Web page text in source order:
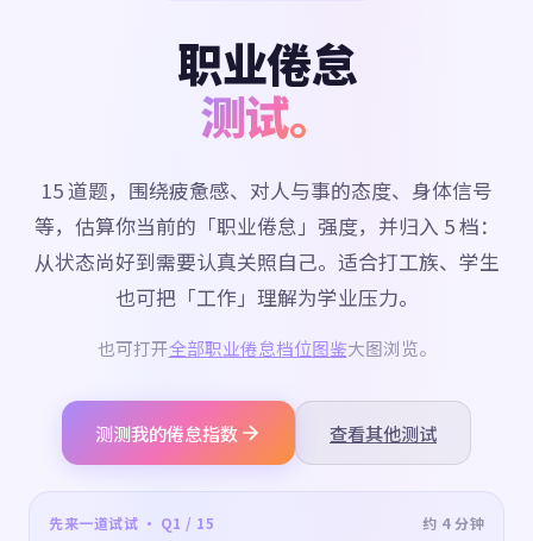
职业倦怠
测试。
15 道题，围绕疲惫感、对人与事的态度、身体信号
等，估算你当前的「职业倦怠」强度，并归入 5 档：
从状态尚好到需要认真关照自己。适合打工族、学生
也可把「工作」理解为学业压力。
也可打开全部职业倦怠档位图鉴大图浏览。
测测我的倦怠指数 查看其他测试
先来一道试试 · Q1 / 15 约 4 分钟